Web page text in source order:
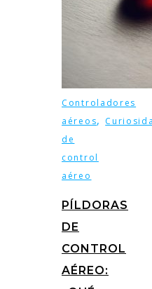
Controladores
aéreos,
de
control
aéreo
PÍLDORAS
DE
CONTROL
AÉREO: